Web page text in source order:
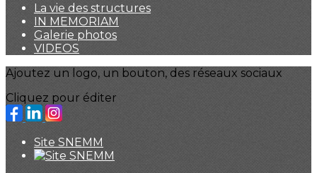
La vie des structures
IN MEMORIAM
Galerie photos
VIDEOS
Ajoutez un logo, un bouton, des réseaux sociaux
Cliquez pour éditer
Site SNEMM